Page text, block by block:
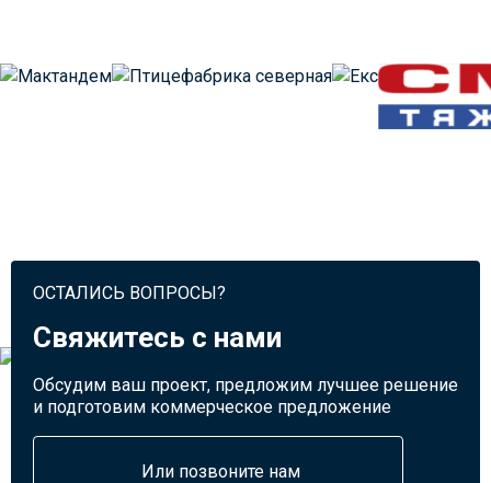
ОСТАЛИСЬ ВОПРОСЫ?
Свяжитесь с нами
Обсудим ваш проект, предложим лучшее решение
и подготовим коммерческое предложение
Или позвоните нам